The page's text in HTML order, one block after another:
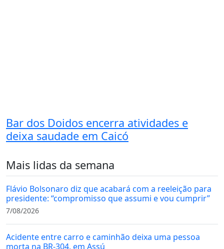
Bar dos Doidos encerra atividades e
deixa saudade em Caicó
Mais lidas da semana
Flávio Bolsonaro diz que acabará com a reeleição para
presidente: “compromisso que assumi e vou cumprir”
7/08/2026
Acidente entre carro e caminhão deixa uma pessoa
morta na BR-304, em Assú